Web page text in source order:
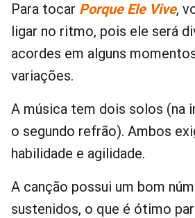
Para tocar Porque Ele Vive,
ligar no ritmo, pois ele será
acordes em alguns
variações.
A música tem dois solos (na
o segundo refrão). Ambos
habilidade e agilidade.
A canção possui um bom
sustenidos, o que é ótimo